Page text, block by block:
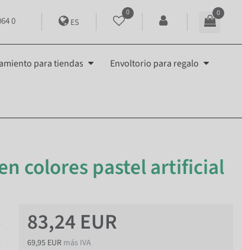
0 ES
0 0
para tiendas Envoltorio para regalo
colores pastel artificial
83,24 EUR
69,95 EUR más IVA